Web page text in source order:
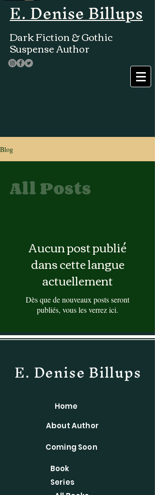
E. Denise Billups
Dark Fiction & Gothic
Suspense Author
Blog
All Posts
Aucun post publié
dans cette langue
actuellement
Dès que de nouveaux posts seront
publiés, vous les verrez ici.
E. Denise Billups
Home
About Author
Coming Soon
Book
Series